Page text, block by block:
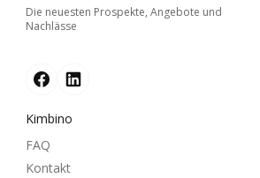
Die neuesten Prospekte, Angebote und
Nachlässe
Kimbino
FAQ
Kontakt